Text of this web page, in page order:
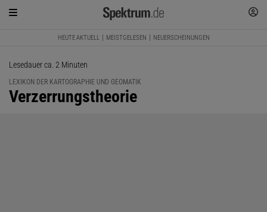
HEUTE AKTUELL MEISTGELESEN NEUERSCHEINUNGEN
Lesedauer ca. 2 Minuten
LEXIKON DER KARTOGRAPHIE UND GEOMATIK
:
Verzerrungstheorie